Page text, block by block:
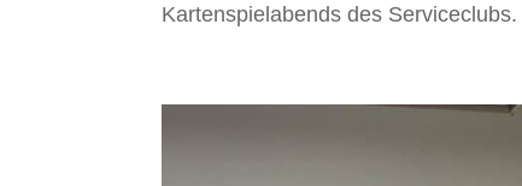
Kartenspielabends des